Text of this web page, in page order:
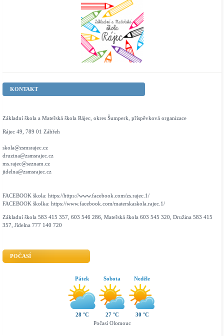
KONTAKT
Základní škola a Mateřská škola Rájec, okres Šumperk, příspěvková organizace
Rájec 49, 789 01 Zábřeh
skola@zsmsrajec.cz
druzina@zsmsrajec.cz
ms.rajec@seznam.cz
jidelna@zsmsrajec.cz
FACEBOOK škola: https://https://www.facebook.com/zs.rajec.1/
FACEBOOK školka: https://www.facebook.com/materskaskola.rajec.1/
Základní škola 583 415 357, 603 546 286, Mateřská škola 603 545 320, Družina 583 415
357, Jídelna 777 140 720
POČASÍ
Pátek
28 °C
Sobota
27 °C
Neděle
30 °C
Počasí Olomouc